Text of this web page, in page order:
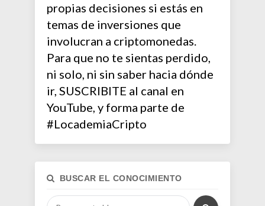
propias decisiones si estás en
temas de inversiones que
involucran a criptomonedas.
Para que no te sientas perdido,
ni solo, ni sin saber hacia dónde
ir, SUSCRIBITE al canal en
YouTube, y forma parte de
#LocademiaCripto
BUSCAR EL CONOCIMIENTO